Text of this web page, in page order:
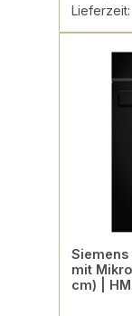
Siemens
mit
cm) |